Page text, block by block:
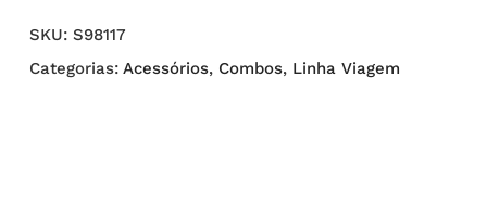
SKU: S98117
Categorias: Acessórios, Combos, Linha Viagem